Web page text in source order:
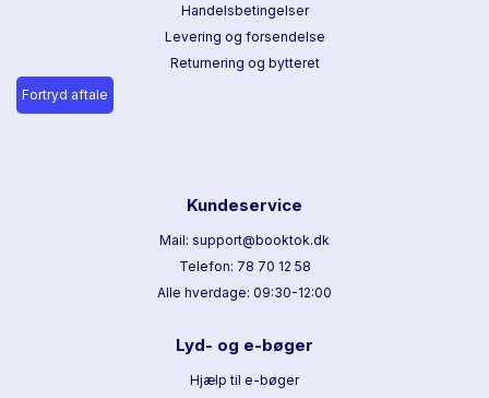
Handelsbetingelser
Levering og forsendelse
Returnering og bytteret
Fortryd aftale
Kundeservice
Mail: support@booktok.dk
Telefon: 78 70 12 58
Alle hverdage: 09:30-12:00
Lyd- og e-bøger
Hjælp til e-bøger